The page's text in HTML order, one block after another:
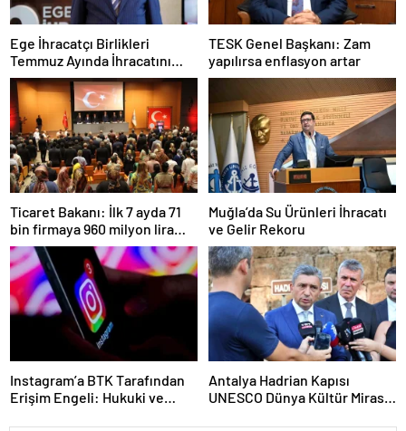
Ege İhracatçı Birlikleri
Temmuz Ayında İhracatını
Artırdı
TESK Genel Başkanı: Zam
yapılırsa enflasyon artar
Ticaret Bakanı: İlk 7 ayda 71
bin firmaya 960 milyon lira
ceza uygulandı
Muğla’da Su Ürünleri İhracatı
ve Gelir Rekoru
Instagram’a BTK Tarafından
Erişim Engeli: Hukuki ve
Antalya Hadrian Kapısı
UNESCO Dünya Kültür Mirası